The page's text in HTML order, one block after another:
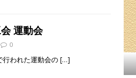
運動会
0
行われた運動会の […]